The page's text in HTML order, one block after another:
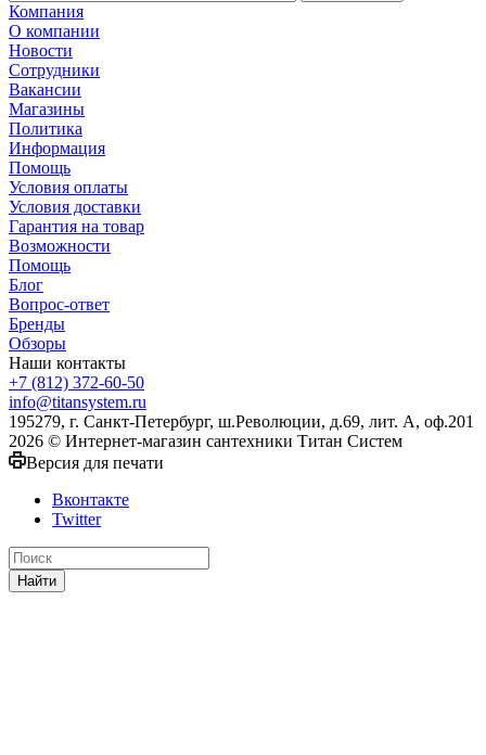
Компания
О компании
Новости
Сотрудники
Вакансии
Магазины
Политика
Информация
Помощь
Условия оплаты
Условия доставки
Гарантия на товар
Возможности
Помощь
Блог
Вопрос-ответ
Бренды
Обзоры
Наши контакты
+7 (812) 372-60-50
info@titansystem.ru
195279, г. Санкт-Петербург, ш.Революции, д.69, лит. А, оф.201
2026 © Интернет-магазин сантехники Титан Систем
Версия для печати
Вконтакте
Twitter
Найти